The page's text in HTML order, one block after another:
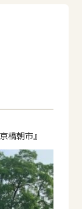
橋朝市』